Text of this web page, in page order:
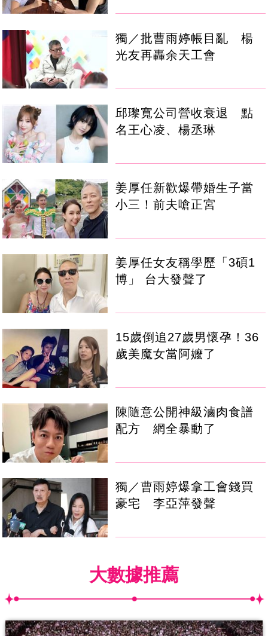
獨／批曹雨婷帳目亂 楊
光友再轟余天工會
邱瓈寬公司營收衰退 點
名王心凌、楊丞琳
姜厚任新歡爆帶婚生子當
小三！前夫嗆正宮
姜厚任女友稱學歷「3碩1
博」 台大發聲了
15歲倒追27歲男懷孕！36
歲美魔女當阿嬤了
陳隨意公開神級滷肉食譜
配方 網全暴動了
獨／曹雨婷爆拿工會錢買
豪宅 李亞萍發聲
大數據推薦